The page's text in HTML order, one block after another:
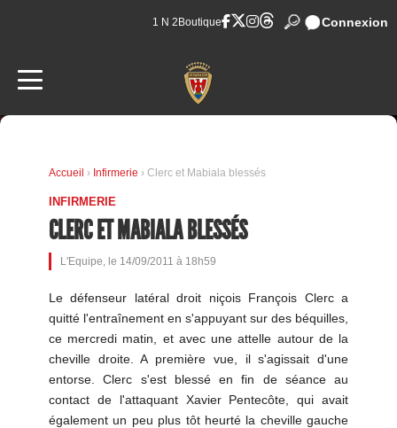
1 N 2 Boutique Connexion
Accueil › Infirmerie › Clerc et Mabiala blessés
INFIRMERIE
CLERC ET MABIALA BLESSÉS
L'Equipe, le 14/09/2011 à 18h59
Le défenseur latéral droit niçois François Clerc a
quitté l'entraînement en s'appuyant sur des béquilles,
ce mercredi matin, et avec une attelle autour de la
cheville droite. A première vue, il s'agissait d'une
entorse. Clerc s'est blessé en fin de séance au
contact de l'attaquant Xavier Pentecôte, qui avait
également un peu plus tôt heurté la cheville gauche